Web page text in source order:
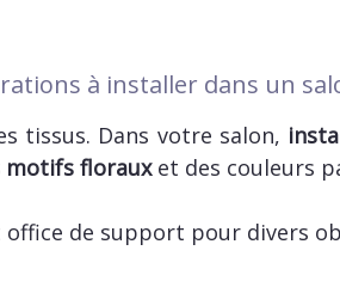
à installer dans un
tissus. Dans votre salon,
motifs florauxet des couleurs
office de support pour divers